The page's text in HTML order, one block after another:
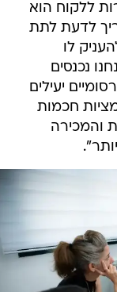
ללקוח הוא
לדעת לתת
לו
נכנסים
יעילים
חכמות
והמכירה